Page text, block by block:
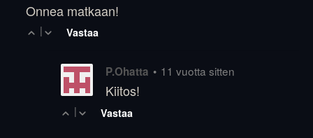
Onnea matkaan!
| Vastaa
P.Ohatta • 11 vuotta sitten
Kiitos!
| Vastaa